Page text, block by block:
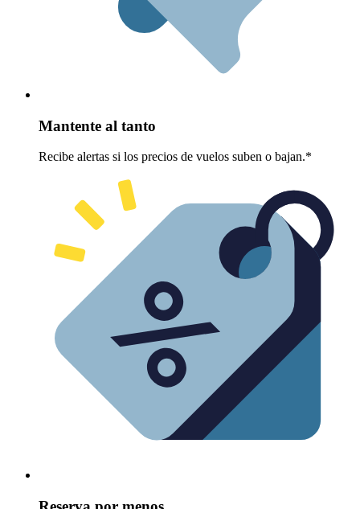
Mantente al tanto
Recibe alertas si los precios de vuelos suben o bajan.*